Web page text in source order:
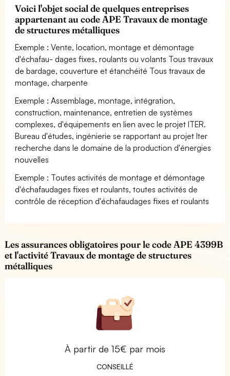
Voici l'objet social de quelques entreprises
appartenant au code APE Travaux de montage
de structures métalliques
Exemple : Vente, location, montage et démontage
d'échafau- dages fixes, roulants ou volants Tous travaux
de bardage, couverture et étanchéité Tous travaux de
montage, charpente
Exemple : Assemblage, montage, intégration,
construction, maintenance, entretien de systèmes
complexes, d'équipements en lien avec le projet ITER.
Bureau d'études, ingénierie se rapportant au projet Iter
recherche dans le domaine de la production d'énergies
nouvelles
Exemple : Toutes activités de montage et démontage
d'échafaudages fixes et roulants, toutes activités de
contrôle de réception d'échafaudages fixes et roulants
Les assurances obligatoires pour le code APE 4399B
et l'activité Travaux de montage de structures
métalliques
À partir de 15€ par mois
CONSEILLÉ